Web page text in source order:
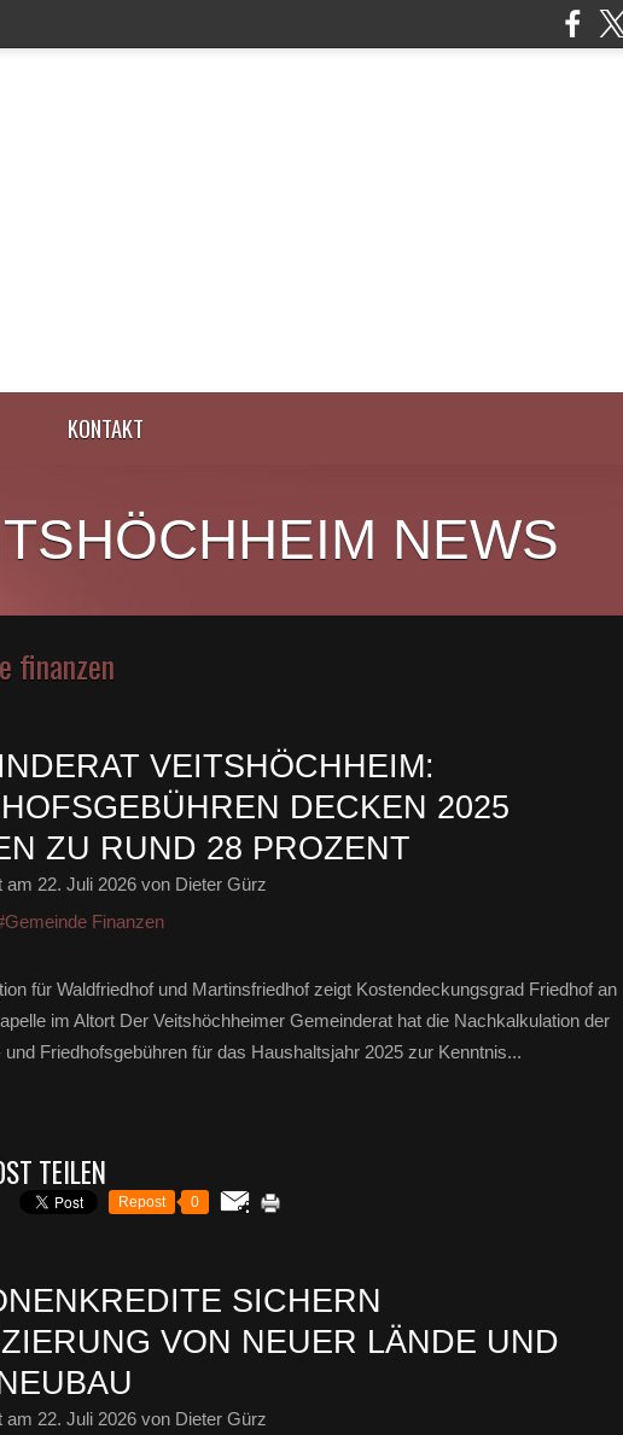
KONTAKT
NEWS
finanzen
VEITSHÖCHHEIM:
DECKEN 2025
ZU RUND 28 PROZENT
am 22. Juli 2026 von Dieter Gürz
Finanzen
für Waldfriedhof und Martinsfriedhof zeigt Kostendeckungsgrad Friedhof an
im Altort Der Veitshöchheimer Gemeinderat hat die Nachkalkulation der
und Friedhofsgebühren für das Haushaltsjahr 2025 zur Kenntnis...
TEILEN
Repost 0
SICHERN
VON NEUER LÄNDE UND
am 22. Juli 2026 von Dieter Gürz